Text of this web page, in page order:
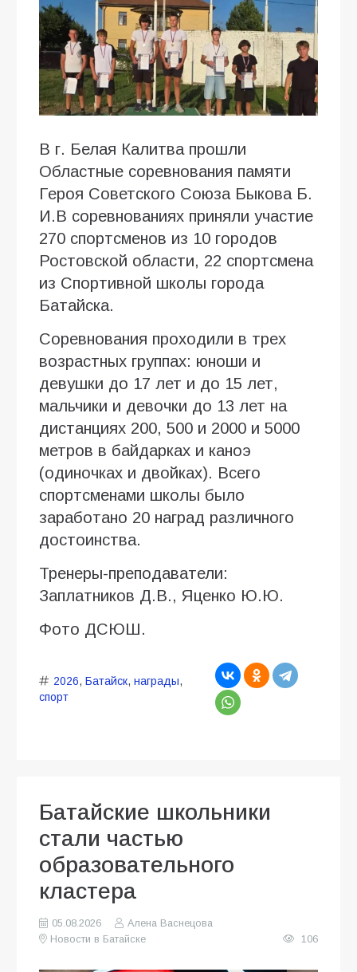
В г. Белая Калитва прошли
Областные соревнования памяти
Героя Советского Союза Быкова Б.
И.В соревнованиях приняли участие
270 спортсменов из 10 городов
Ростовской области, 22 спортсмена
из Спортивной школы города
Батайска.
Соревнования проходили в трех
возрастных группах: юноши и
девушки до 17 лет и до 15 лет,
мальчики и девочки до 13 лет на
дистанциях 200, 500 и 2000 и 5000
метров в байдарках и каноэ
(одиночках и двойках). Всего
спортсменами школы было
заработано 20 наград различного
достоинства.
Тренеры-преподаватели:
Заплатников Д.В., Яценко Ю.Ю.
Фото ДСЮШ.
2026, Батайск, награды,
спорт
Батайские школьники
стали частью
образовательного
кластера
05.08.2026
Алена Васнецова
Новости в Батайске
106